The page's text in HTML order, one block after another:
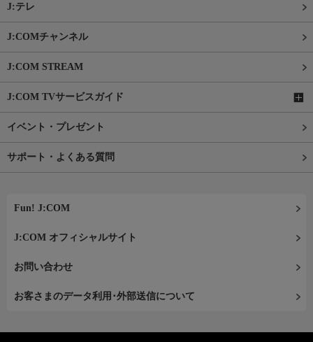
J:テレ
J:COMチャンネル
J:COM STREAM
J:COM TVサービスガイド
イベント・プレゼント
サポート・よくある質問
Fun! J:COM
J:COM オフィシャルサイト
お問い合わせ
お客さまのデータ利用･外部送信について